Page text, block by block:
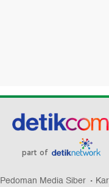
part of
Pedoman Media Siber